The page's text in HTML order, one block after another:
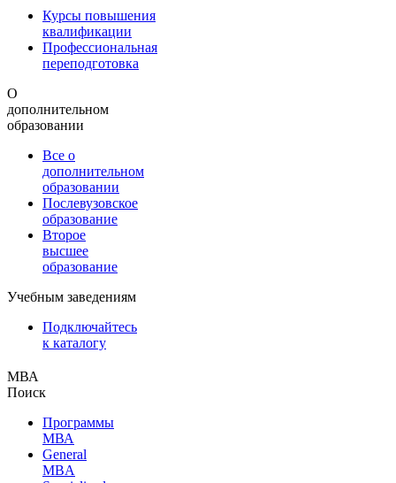
Курсы повышения
квалификации
Профессиональная
переподготовка
О
дополнительном
образовании
Все о
дополнительном
образовании
Послевузовское
образование
Второе
высшее
образование
Учебным заведениям
Подключайтесь
к каталогу
МВА
Поиск
Программы
МВА
General
MBA